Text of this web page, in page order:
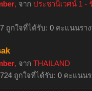
, จาก ประชานิเวศน์ 1 -
7 ถูกใจที่ได้รับ: 0 คะแนนราง
, จาก THAILAND
724 ถูกใจที่ได้รับ: 0 คะแนนร